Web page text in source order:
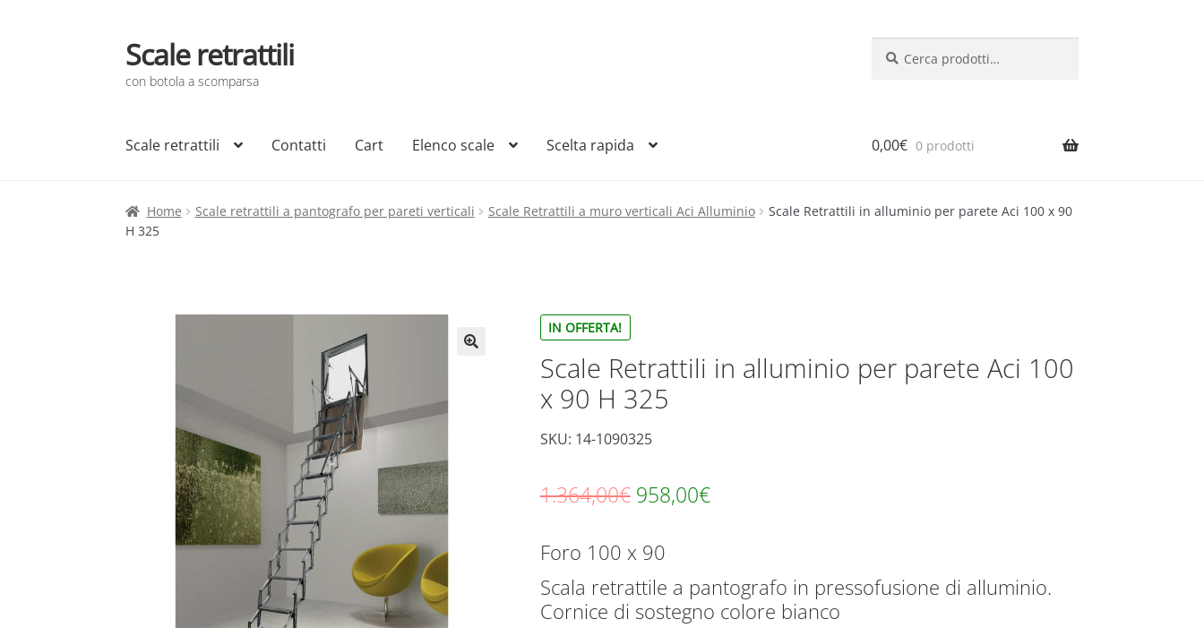
Vai
alla
navigazione
Vai
al
contenuto
Scale retrattili
con botola a scomparsa
Scale retrattili Contatti Cart Elenco scale Scelta rapida 0,00€ 0 prodotti
Home Scale retrattili a pantografo per pareti verticali Scale Retrattili a muro verticali Aci Alluminio
Scale Retrattili in alluminio per parete Aci 100 x 90
H 325
IN OFFERTA!
Scale Retrattili in alluminio per parete Aci 100
x 90 H 325
SKU: 14-1090325
1.364,00€ Il
originale
era:
958,00€Il
è:
Foro 100 x 90
Scala retrattile a pantografo in pressofusione di alluminio.
Cornice di sostegno colore bianco